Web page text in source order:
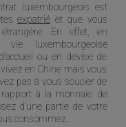
luxembourgeois est
expatrié et que vous
En effet, en
luxembourgeoise
ou en devise de
en Chine mais vous
pas à vous soucier de
rapport à la monnaie de
d’une partie de votre
consommez.